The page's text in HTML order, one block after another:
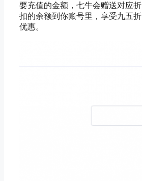
要充值的金额，七牛会赠送对应折
扣的余额到你账号里，享受九五折
优惠。